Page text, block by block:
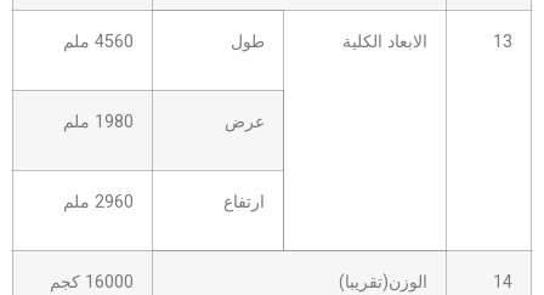
13 الابعاد الكلية طول 4560 ملم
عرض 1980 ملم
ارتفاع 2960 ملم
14 الوزن(تقريبا) 16000 كجم